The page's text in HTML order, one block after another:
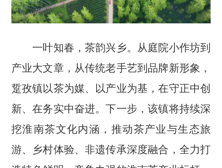
一叶知春，茶韵兴乡。从庭院小作坊到
产业大文章，从传统老手艺到品牌新形象，
踅孜镇以茶为媒、以产业为基，在守正中创
新、在务实中奋进。下一步，该镇将持续深
挖淮南茶文化内涵，推动茶产业与生态旅
游、乡村体验、非遗传承深度融合，全力打